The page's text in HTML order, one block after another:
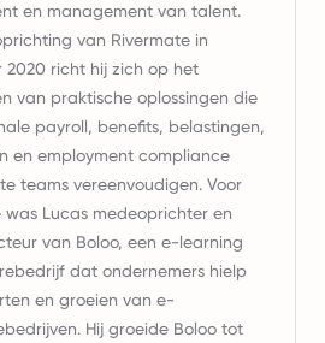
en management van talent.
van Rivermate in
2020 richt hij zich op het
van praktische oplossingen die
payroll, benefits, belastingen,
en employment compliance
teams vereenvoudigen. Voor
was Lucas medeoprichter en
van Boloo, een e-learning
dat ondernemers hielp
en groeien van e-
Hij groeide Boloo tot